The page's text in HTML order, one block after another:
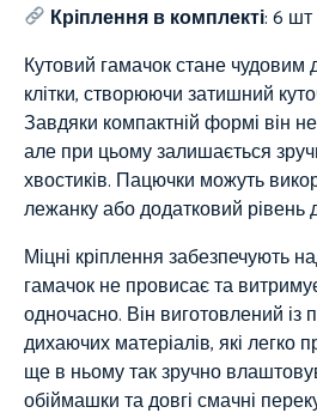
Кріплення в комплекті: 6 шт
Кутовий гамачок стане
клітки, створюючи затишний
Завдяки компактній формі він
але при цьому залишається
хвостиків. Пацючки можуть
лежанку або додатковий рівень
Міцні кріплення забезпечують
гамачок не провисає та
одночасно. Він виготовлений із
дихаючих матеріалів, які легко
ще в ньому так зручно
обіймашки та довгі смачні